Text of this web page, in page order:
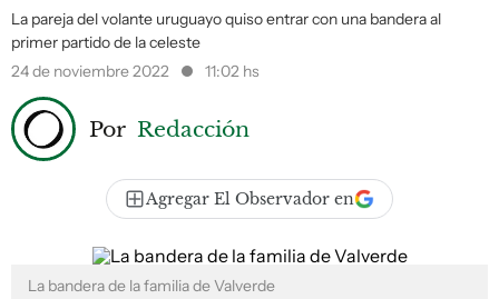
La pareja del volante uruguayo quiso entrar con una bandera al
primer partido de la celeste
24 de noviembre 2022
11:02 hs
Por Redacción
Agregar El Observador en
La bandera de la familia de Valverde